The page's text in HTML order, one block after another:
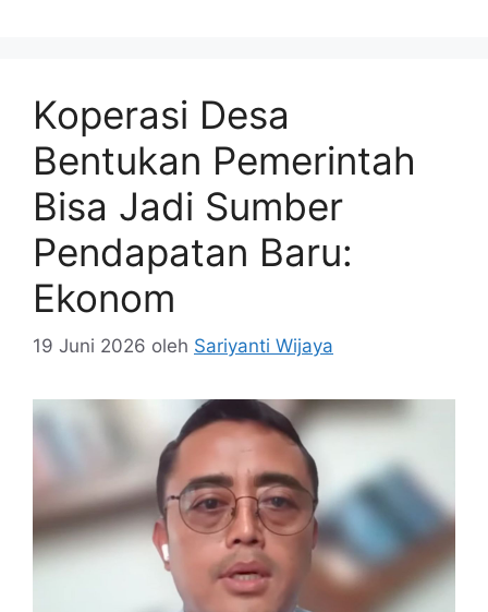
Koperasi Desa
Bentukan Pemerintah
Bisa Jadi Sumber
Pendapatan Baru:
Ekonom
19 Juni 2026 oleh Sariyanti Wijaya